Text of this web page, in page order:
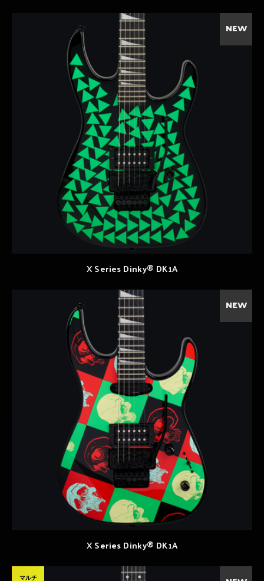
NEW
X Series Dinky® DK1A
NEW
X Series Dinky® DK1A
マルチ